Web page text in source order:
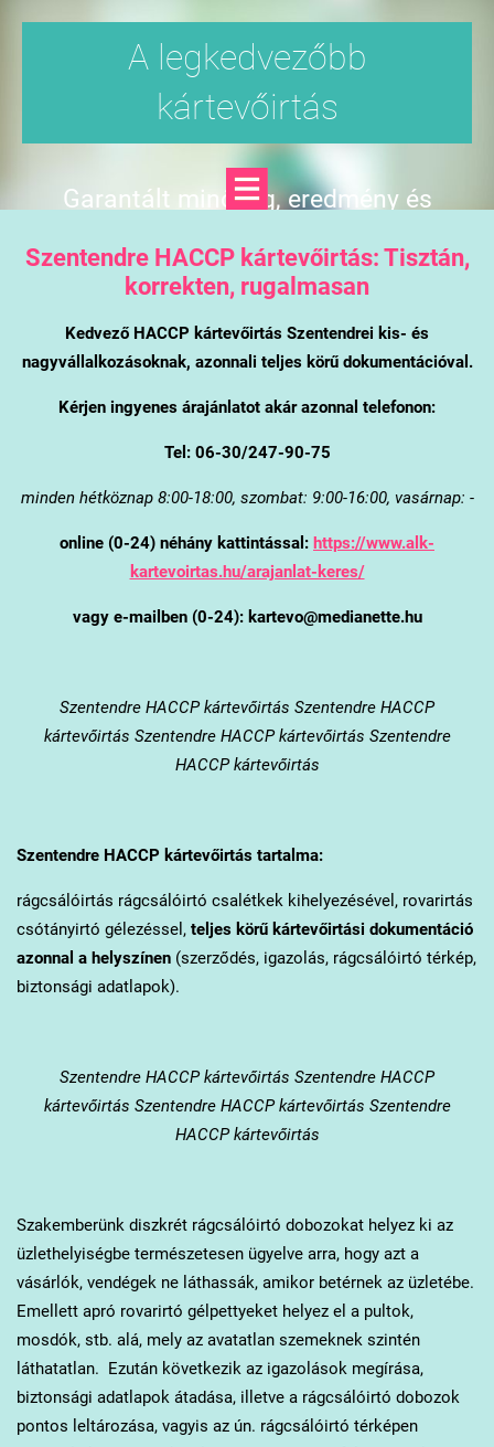
A legkedvezőbb
kártevőirtás
Garantált minőség, eredmény és
SzentendreHACCP kártevőirtás: Tisztán,
korrekten, rugalmasan
Kedvező HACCP kártevőirtás Szentendrei kis- és
nagyvállalkozásoknak, azonnali teljes körű dokumentációval.
Kérjen ingyenes árajánlatot akár azonnal telefonon:
Tel: 06-30/247-90-75
minden hétköznap 8:00-18:00, szombat: 9:00-16:00, vasárnap: -
online (0-24) néhány kattintással: https://www.alk-
kartevoirtas.hu/arajanlat-keres/
vagy e-mailben (0-24): kartevo@medianette.hu
Szentendre HACCP kártevőirtás Szentendre HACCP
kártevőirtás Szentendre HACCP kártevőirtás Szentendre
HACCP kártevőirtás
SzentendreHACCP kártevőirtás tartalma:
rágcsálóirtás rágcsálóirtó csalétkek kihelyezésével, rovarirtás
csótányirtó gélezéssel, teljes körű kártevőirtási dokumentáció
azonnal a helyszínen(szerződés, igazolás, rágcsálóirtó térkép,
biztonsági adatlapok).
Szentendre HACCP kártevőirtás Szentendre HACCP
kártevőirtás Szentendre HACCP kártevőirtás Szentendre
HACCP kártevőirtás
Szakemberünk diszkrét rágcsálóirtó dobozokat helyez ki az
üzlethelyiségbe természetesen ügyelve arra, hogy azt a
vásárlók, vendégek ne láthassák, amikor betérnek az üzletébe.
Emellett apró rovarirtó gélpettyeket helyez el a pultok,
mosdók, stb. alá, mely az avatatlan szemeknek szintén
láthatatlan. Ezután következik az igazolások megírása,
biztonsági adatlapok átadása, illetve a rágcsálóirtó dobozok
pontos leltározása, vagyis az ún. rágcsálóirtó térképen